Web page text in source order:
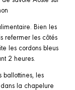
Bien les
refermer les côtés
les cordons bleus
2 heures.
les
la chapelure